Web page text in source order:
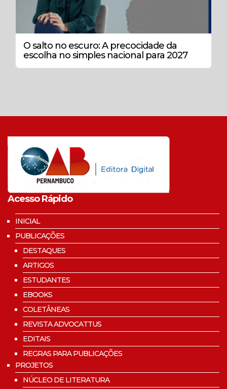
O salto no escuro: A precocidade da
escolha no simples nacional para 2027
Acesso Rápido
INICIAL
PUBLICAÇÕES
DESTAQUES
ARTIGOS
ESTUDANTES
EBOOKS
COLETÂNEAS
REVISTA ADVOCATTUS
EDITAIS
REGRAS PARA PUBLICAÇÕES
PROJETOS
NÚCLEO DE LITERATURA